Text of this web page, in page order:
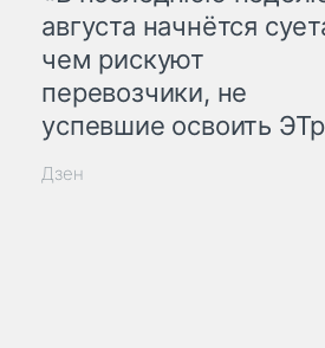
августа начнётся
чем рискуют
перевозчики, не
успевшие освоить
Дзен